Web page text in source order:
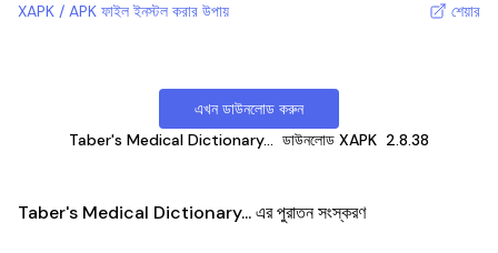
XAPK / APK ফাইল ইনস্টল করার উপায় শেয়ার
এখন ডাউনলোড করুন
Taber's Medical Dictionary... ডাউনলোড XAPK 2.8.38
Taber's Medical Dictionary... এর পুরাতন সংস্করণ